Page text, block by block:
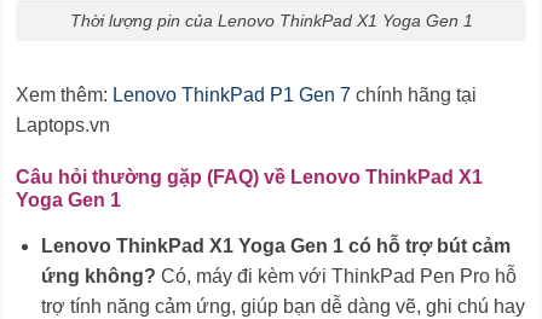
Thời lượng pin của Lenovo ThinkPad X1 Yoga Gen 1
Xem thêm: Lenovo ThinkPad P1 Gen 7 chính hãng tại
Laptops.vn
Câu hỏi thường gặp (FAQ) về Lenovo ThinkPad X1
Yoga Gen 1
Lenovo ThinkPad X1 Yoga Gen 1 có hỗ trợ bút cảm
ứng không? Có, máy đi kèm với ThinkPad Pen Pro hỗ
trợ tính năng cảm ứng, giúp bạn dễ dàng vẽ, ghi chú hay